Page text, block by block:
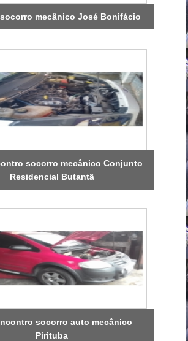
mecânico José Bonifácio
socorro mecânico Conjunto
Residencial Butantã
socorro auto mecânico
Pirituba